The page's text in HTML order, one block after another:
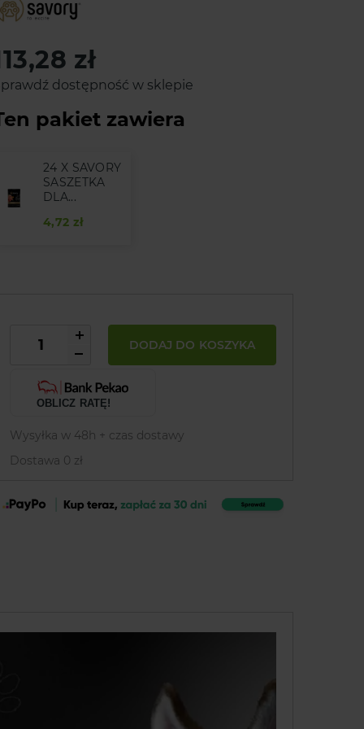
zł
dostępność w sklepie
pakiet zawiera
24 X SAVORY
SASZETKA
DLA...
4,72 zł
DODAJ DO KOSZYKA
OBLICZ RATĘ!
Wysyłka w 48h + czas dostawy
Dostawa 0 zł